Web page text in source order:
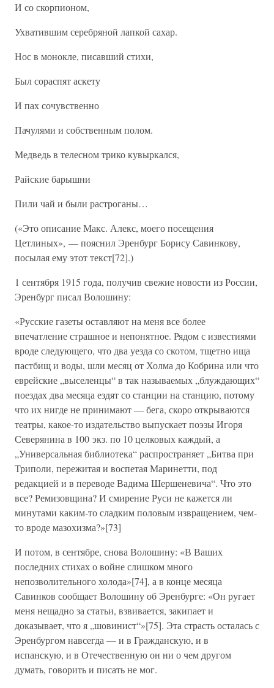
И со скорпионом,
Ухватившим серебряной лапкой сахар.
Нос в монокле, писавший стихи,
Был сораспят аскету
И пах сочувственно
Пачулями и собственным полом.
Медведь в телесном трико кувыркался,
Райские барышни
Пили чай и были растроганы…
(«Это описание Макс. Алекс, моего посещения
Цетлиных», — пояснил Эренбург Борису Савинкову,
посылая ему этот текст[72].)
1 сентября 1915 года, получив свежие новости из России,
Эренбург писал Волошину:
«Русские газеты оставляют на меня все более
впечатление страшное и непонятное. Рядом с известиями
вроде следующего, что два уезда со скотом, тщетно ища
пастбищ и воды, шли месяц от Холма до Кобрина или что
еврейские „выселенцы“ в так называемых „блуждающих“
поездах два месяца ездят со станции на станцию, потому
что их нигде не принимают — бега, скоро открываются
театры, какое-то издательство выпускает поэзы Игоря
Северянина в 100 экз. по 10 целковых каждый, а
„Универсальная библиотека“ распространяет „Битва при
Триполи, пережитая и воспетая Маринетти, под
редакцией и в переводе Вадима Шершеневича“. Что это
все? Ремизовщина? И смирение Руси не кажется ли
минутами каким-то сладким половым извращением, чем-
то вроде мазохизма?»[73]
И потом, в сентябре, снова Волошину: «В Ваших
последних стихах о войне слишком много
непозволительного холода»[74], а в конце месяца
Савинков сообщает Волошину об Эренбурге: «Он ругает
меня нещадно за статьи, взвивается, закипает и
доказывает, что я „шовинист“»[75]. Эта страсть осталась с
Эренбургом навсегда — и в Гражданскую, и в
испанскую, и в Отечественную он ни о чем другом
думать, говорить и писать не мог.